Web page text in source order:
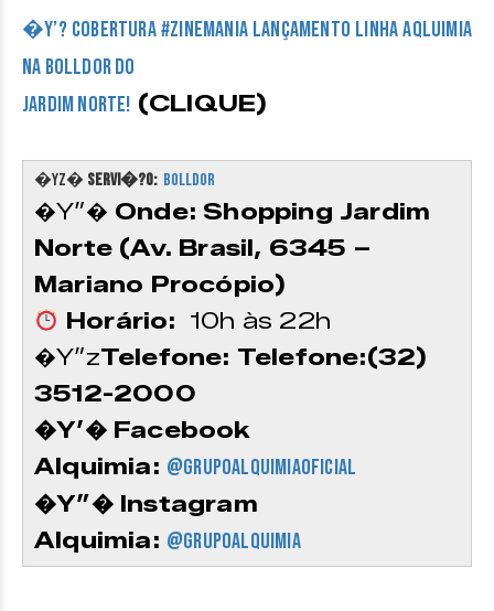
�Y’? Cobertura #ZineMania lançamento LINHA AQLUIMIA
na BOLLDOR do
Jardim Norte! (CLIQUE)
�YZ� SERVI�?O: Bolldor
�Y”� Onde: Shopping Jardim
Norte (Av. Brasil, 6345 –
Mariano Procópio)
Horário: 10h às 22h
�Y”zTelefone: Telefone:(32)
3512-2000
�Y’� Facebook
Alquimia: @GrupoAlquimiaOficial
�Y”� Instagram
Alquimia: @grupoalquimia